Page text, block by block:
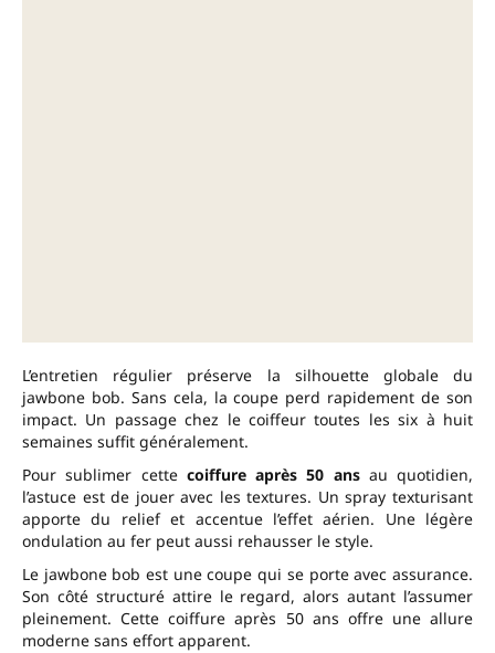
L’entretien régulier préserve la silhouette globale du
jawbone bob. Sans cela, la coupe perd rapidement de son
impact. Un passage chez le coiffeur toutes les six à huit
semaines suffit généralement.
Pour sublimer cette coiffure après 50 ansau quotidien,
l’astuce est de jouer avec les textures. Un spray texturisant
apporte du relief et accentue l’effet aérien. Une légère
ondulation au fer peut aussi rehausser le style.
Le jawbone bob est une coupe qui se porte avec assurance.
Son côté structuré attire le regard, alors autant l’assumer
pleinement. Cette coiffure après 50 ans offre une allure
moderne sans effort apparent.